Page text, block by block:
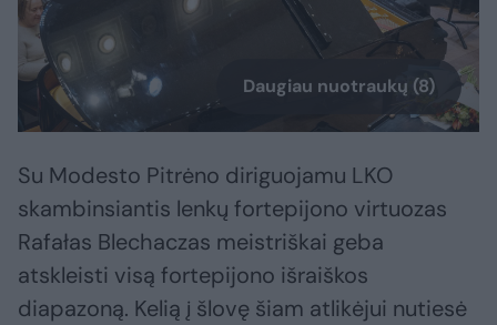
Daugiau nuotraukų (8)
Su Modesto Pitrėno diriguojamu LKO
skambinsiantis lenkų fortepijono virtuozas
Rafałas Blechaczas meistriškai geba
atskleisti visą fortepijono išraiškos
diapazoną. Kelią į šlovę šiam atlikėjui nutiesė